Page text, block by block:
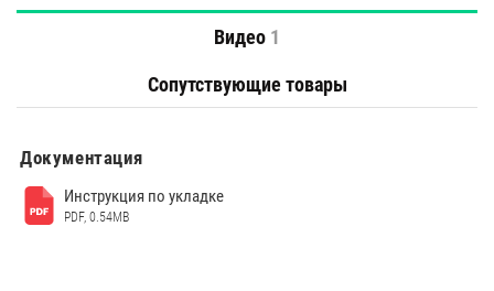
Видео 1
Сопутствующие товары
Документация
Инструкция по укладке
PDF, 0.54MB